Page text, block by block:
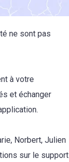
ne sont pas
à votre
et échanger
Norbert, Julien
sur le support